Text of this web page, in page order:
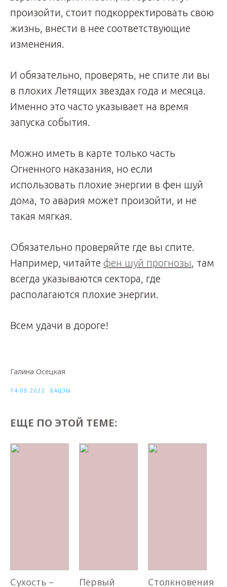
произойти, стоит подкорректировать свою
жизнь, внести в нее соответствующие
изменения.
И обязательно, проверять, не спите ли вы
в плохих Летящих звездах года и месяца.
Именно это часто указывает на время
запуска события.
Можно иметь в карте только часть
Огненного наказания, но если
использовать плохие энергии в фен шуй
дома, то авария может произойти, и не
такая мягкая.
Обязательно проверяйте где вы спите.
Например, читайте фен шуй прогнозы, там
всегда указываются сектора, где
располагаются плохие энергии.
Всем удачи в дороге!
Галина Осецкая
14.09.2022 БАЦЗЫ
ЕЩЕ ПО ЭТОЙ ТЕМЕ:
Сухость – Первый Столкновения